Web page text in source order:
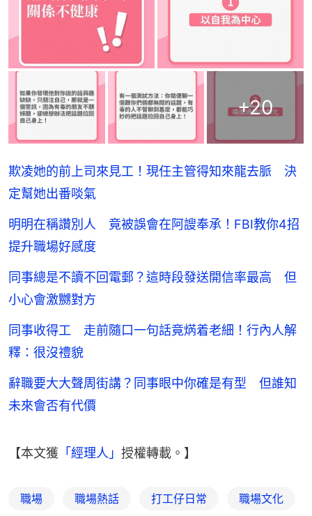
+20
欺凌她的前上司來見工！現任主管得知來龍去脈 決
定幫她出番啖氣
明明在稱讚別人 竟被誤會在阿謏奉承！FBI教你4招
提升職場好感度
同事總是不讀不回電郵？這時段發送開信率最高 但
小心會激嬲對方
同事收得工 走前隨口一句話竟焫着老細！行內人解
釋：很沒禮貌
辭職要大大聲周街講？同事眼中你確是有型 但誰知
未來會否有代價
【本文獲 「經理人」 授權轉載。】
職場 職場熱話 打工仔日常 職場文化